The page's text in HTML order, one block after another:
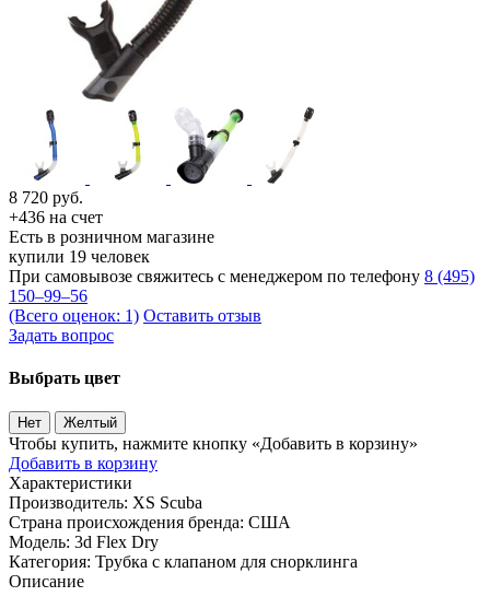
8 720 руб.
+436 на счет
Есть в розничном магазине
купили 19 человек
При самовывозе свяжитесь с менеджером по телефону 8 (495)
150–99–56
(Всего оценок: 1) Оставить отзыв
Задать вопрос
Выбрать цвет
Нет Желтый
Чтобы купить, нажмите кнопку «Добавить в корзину»
Добавить в корзину
Характеристики
Производитель: XS Scuba
Страна происхождения бренда: США
Модель: 3d Flex Dry
Категория: Трубка с клапаном для снорклинга
Описание